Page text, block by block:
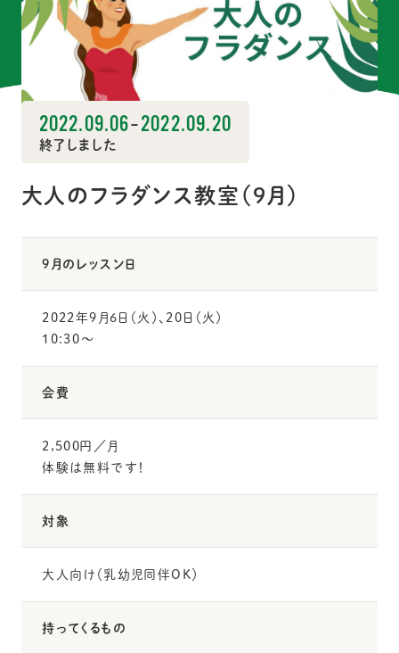
2022.09.06-2022.09.20
終了しました
大人のフラダンス教室（9月）
9月のレッスン日
2022年9月6日（火）、20日（火）
10:30〜
会費
2,500円／月
体験は無料です！
対象
大人向け（乳幼児同伴OK）
持ってくるもの